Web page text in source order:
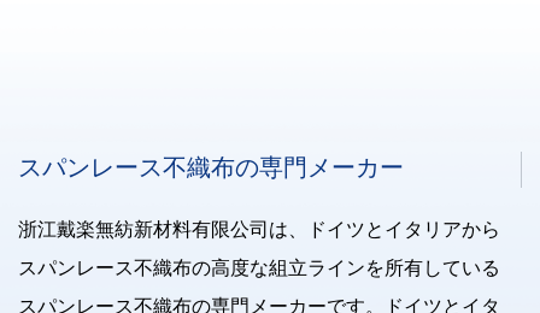
スパンレース不織布の専門メーカー
浙江戴楽無紡新材料有限公司は、ドイツとイタリアから
スパンレース不織布の高度な組立ラインを所有している
スパンレース不織布の専門メーカーです。ドイツとイタ